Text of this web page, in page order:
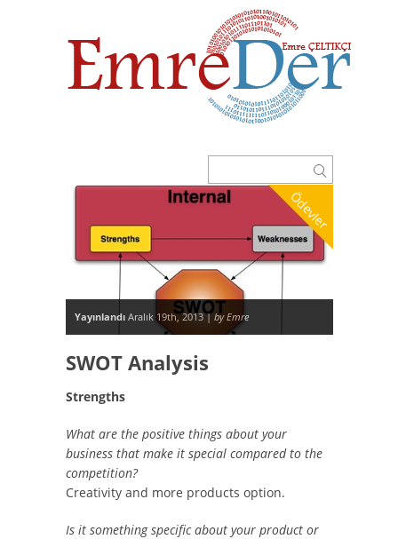
Ödevler
Yayınlandı Aralık 19th, 2013 |by Emre
SWOT Analysis
Strengths
What are the positive things about your
business that make it special compared to the
competition?
Creativity and more products option.
Is it something specific about your product or